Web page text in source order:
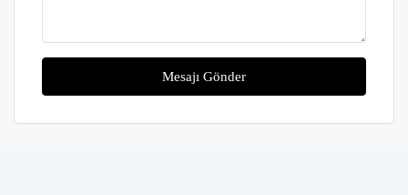
Mesajı Gönder